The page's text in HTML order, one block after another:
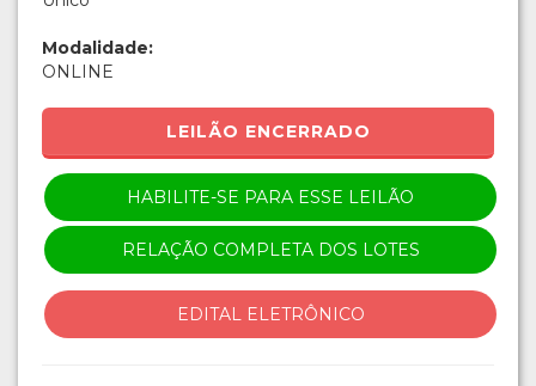
Modalidade:
ONLINE
LEILÃO ENCERRADO
HABILITE-SE PARA ESSE LEILÃO
RELAÇÃO COMPLETA DOS LOTES
EDITAL ELETRÔNICO